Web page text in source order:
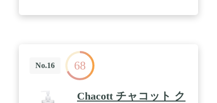
の腹でらせんを描くようにメイクとなじませます。
ぬるま湯で十分に洗い流して下さい。※クレンジン
グの後は、洗顔料をご使用下さい。※洗顔には、ミ
ノン アミノモイストの洗顔料をおすすめします。※
オイルフリー処方ではございません。 / 【Tips】使
用量が少ないと、摩擦や落とし残しの原因に。強く
No.16 68
Chacott チャコット ク